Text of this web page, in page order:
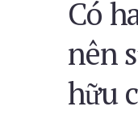
Có
nên
hữu